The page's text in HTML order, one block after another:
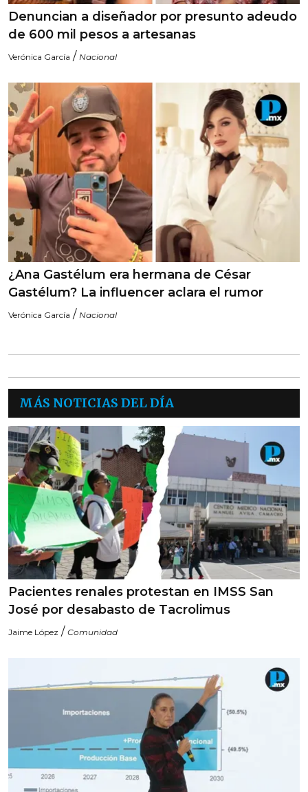
Denuncian a diseñador por presunto adeudo
de 600 mil pesos a artesanas
Verónica García / Nacional
¿Ana Gastélum era hermana de César
Gastélum? La influencer aclara el rumor
Verónica García / Nacional
MÁS NOTICIAS DEL DÍA
Pacientes renales protestan en IMSS San
José por desabasto de Tacrolimus
Jaime López / Comunidad